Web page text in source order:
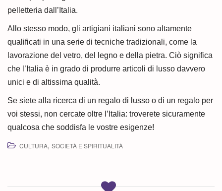
pelletteria dall’Italia.
Allo stesso modo, gli artigiani italiani sono altamente
qualificati in una serie di tecniche tradizionali, come la
lavorazione del vetro, del legno e della pietra. Ciò significa
che l’Italia è in grado di produrre articoli di lusso davvero
unici e di altissima qualità.
Se siete alla ricerca di un regalo di lusso o di un regalo per
voi stessi, non cercate oltre l’Italia: troverete sicuramente
qualcosa che soddisfa le vostre esigenze!
CULTURA, SOCIETÀ E SPIRITUALITÀ